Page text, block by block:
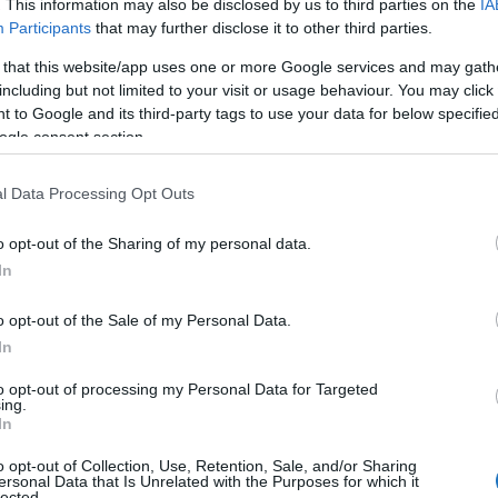
This information may also be disclosed by us to third parties on the
Participants that may further disclose it to other third parties.
that this website/app uses one or more Google services and may
but not limited to your visit or usage behaviour. You may
to Google and its third-party tags to use your data for below
consent section.
Data Processing Opt Outs
opt-out of the Sharing of my personal data.
opt-out of the Sale of my Personal Data.
opt-out of processing my Personal Data for Targeted
opt-out of Collection, Use, Retention, Sale, and/or Sharing
Data that Is Unrelated with the Purposes for which it
TÖBBET KELL FIZETNI A BRIT
ENGEDÉLYÉRT
Polisor Bettina
utazók számára: a jelenleg 10 fontba
ugyanis
16 fontra emelkedik
TOVÁBB